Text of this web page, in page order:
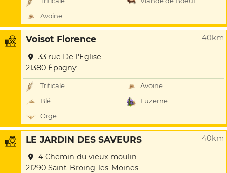
Avoine
Voisot Florence 40km
33 rue De l'Eglise
21380 Épagny
Triticale
Avoine
Blé
Luzerne
Orge
LE JARDIN DES SAVEURS 40km
4 Chemin du vieux moulin
21290 Saint-Broing-les-Moines